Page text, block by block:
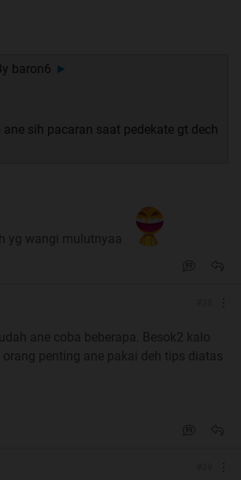
baron6 ►
sih pacaran saat pedekate gt dech
yg wangi mulutnyaa
ane coba beberapa. Besok2 kalo
penting ane pakai deh tips diatas